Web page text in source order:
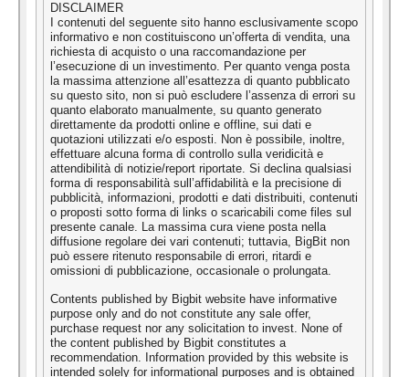
DISCLAIMER
I contenuti del seguente sito hanno esclusivamente scopo
informativo e non costituiscono un’offerta di vendita, una
richiesta di acquisto o una raccomandazione per
l’esecuzione di un investimento. Per quanto venga posta
la massima attenzione all’esattezza di quanto pubblicato
su questo sito, non si può escludere l’assenza di errori su
quanto elaborato manualmente, su quanto generato
direttamente da prodotti online e offline, sui dati e
quotazioni utilizzati e/o esposti. Non è possibile, inoltre,
effettuare alcuna forma di controllo sulla veridicità e
attendibilità di notizie/report riportate. Si declina qualsiasi
forma di responsabilità sull’affidabilità e la precisione di
pubblicità, informazioni, prodotti e dati distribuiti, contenuti
o proposti sotto forma di links o scaricabili come files sul
presente canale. La massima cura viene posta nella
diffusione regolare dei vari contenuti; tuttavia, BigBit non
può essere ritenuto responsabile di errori, ritardi e
omissioni di pubblicazione, occasionale o prolungata.
Contents published by Bigbit website have informative
purpose only and do not constitute any sale offer,
purchase request nor any solicitation to invest. None of
the content published by Bigbit constitutes a
recommendation. Information provided by this website is
intended solely for informational purposes and is obtained